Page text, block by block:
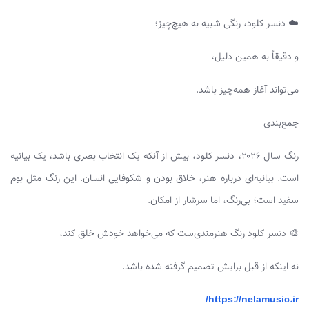
☁️ دنسر کلود، رنگی شبیه به هیچ‌چیز؛
و دقیقاً به همین دلیل،
می‌تواند آغاز همه‌چیز باشد.
جمع‌بندی
رنگ سال ۲۰۲۶، دنسر کلود، بیش از آنکه یک انتخاب بصری باشد، یک بیانیه
است. بیانیه‌ای درباره هنر، خلاق بودن و شکوفایی انسان. این رنگ مثل بوم
سفید است؛ بی‌رنگ، اما سرشار از امکان.
🎨 دنسر کلود رنگ هنرمندی‌ست که می‌خواهد خودش خلق کند،
نه اینکه از قبل برایش تصمیم گرفته شده باشد.
https://nelamusic.ir/